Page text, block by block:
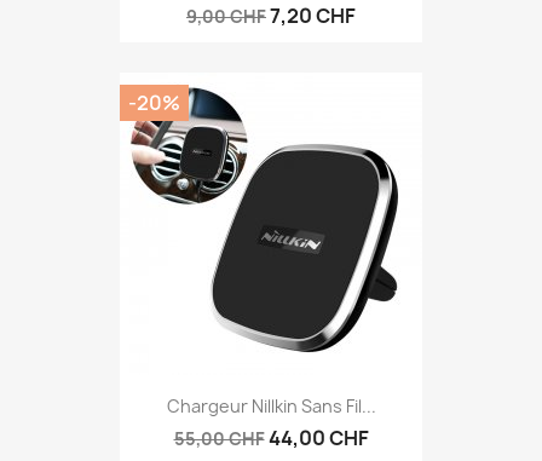
9,00 CHF7,20 CHF
Chargeur Nillkin Sans Fil...
55,00 CHF44,00 CHF
-20%